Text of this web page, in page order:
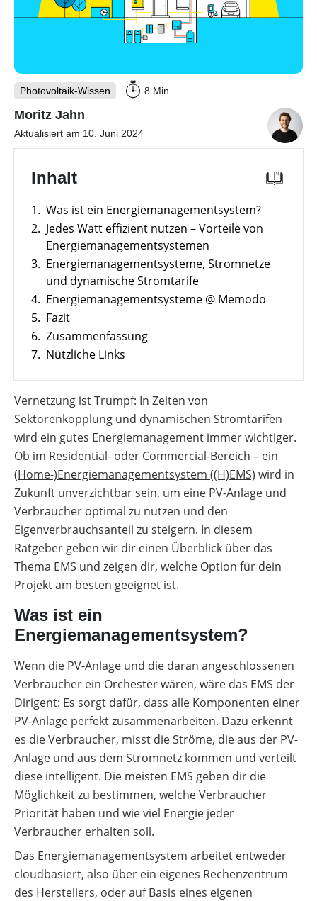
Memodos
Wechselrichter
Vergleiche
&
Alle
Werkzeuge
Unabhängigkeitsrechner
Übersicht
Großprojekte
Werkzeuge
Übersicht
Gewerbespeicher-
Vergleich
Gewerbewechselrichter-
Förderungen
Gewerbe-
Photovoltaik
Alle
Werkzeuge
entdecken
Wärme-Wissen
Übersicht
Wärmepumpen
Brauchwasser-
Wärmepumpen
Heizstäbe
Infrarotheizsysteme
Werkzeuge
Übersicht
Produkt-
Kataloge
Vergleiche
Freigabelisten
Alle
Wärmepumpen
Übersicht
Wärmepumpen
Komplettservice
PV-
mit
Wärmepumpe
planen
für
die
Wärmepumpen
Wahl
Lohnt
sich
eine
Luft-
Wärmepumpe
Wärmepumpe
Voraussetzungen
Wirtschaftlichkeit
E-Mobility
Wallbox
Ladestationen
Übersicht
Kataloge
Wallbox-
Ladesäulen-
Mobilität
Förderung
Alle
Werkzeuge
entdecken
Podcast
Werkzeuge
Unterstützung
deinen
Installateursalltag
Memodo-
&
Freigabelisten
Erfassungsbögen
/
Ladesäulen-
Leitfaden
PV-
Auslegungstools
Unabhängigkeitsrechner
Marktstammdatenregister
Online-Shop
Deutschland
Photovoltaik-Wissen
Aktualisiert am 10. Juni 2024
8 Min.
Moritz Jahn
Inhalt
1. Was ist ein Energiemanagementsystem?
2. Jedes Watt effizient nutzen – Vorteile von
Energiemanagementsystemen
3. Energiemanagementsysteme, Stromnetze
und dynamische Stromtarife
4. Energiemanagementsysteme @ Memodo
5. Fazit
6. Zusammenfassung
7. Nützliche Links
Vernetzung ist Trumpf: In Zeiten von
Sektorenkopplung und dynamischen Stromtarifen
wird ein gutes Energiemanagement immer wichtiger.
Ob im Residential- oder Commercial-Bereich – ein
(Home-)Energiemanagementsystem ((H)EMS) wird in
Zukunft unverzichtbar sein, um eine PV-Anlage und
Verbraucher optimal zu nutzen und den
Eigenverbrauchsanteil zu steigern. In diesem
Ratgeber geben wir dir einen Überblick über das
Thema EMS und zeigen dir, welche Option für dein
Projekt am besten geeignet ist.
Was ist ein
Energiemanagementsystem?
Wenn die PV-Anlage und die daran angeschlossenen
Verbraucher ein Orchester wären, wäre das EMS der
Dirigent: Es sorgt dafür, dass alle Komponenten einer
PV-Anlage perfekt zusammenarbeiten. Dazu erkennt
es die Verbraucher, misst die Ströme, die aus der PV-
Anlage und aus dem Stromnetz kommen und verteilt
diese intelligent. Die meisten EMS geben dir die
Möglichkeit zu bestimmen, welche Verbraucher
Priorität haben und wie viel Energie jeder
Verbraucher erhalten soll.
Das Energiemanagementsystem arbeitet entweder
cloudbasiert, also über ein eigenes Rechenzentrum
des Herstellers, oder auf Basis eines eigenen